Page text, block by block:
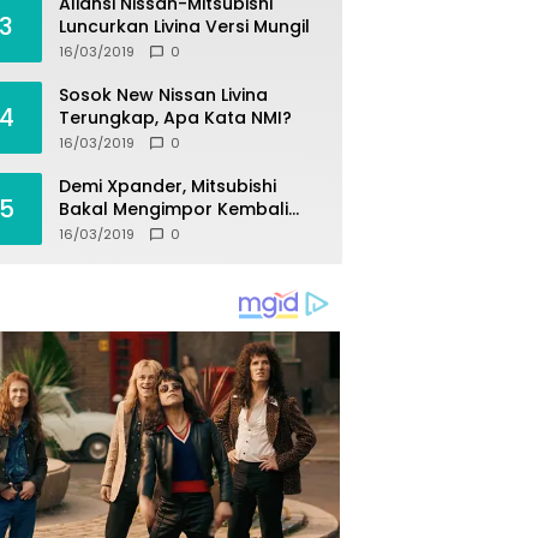
3
Luncurkan Livina Versi Mungil
16/03/2019 0
4
Sosok New Nissan Livina
Terungkap, Apa Kata NMI?
16/03/2019 0
5
Demi Xpander, Mitsubishi
Bakal Mengimpor Kembali
Pajero Sport
16/03/2019 0